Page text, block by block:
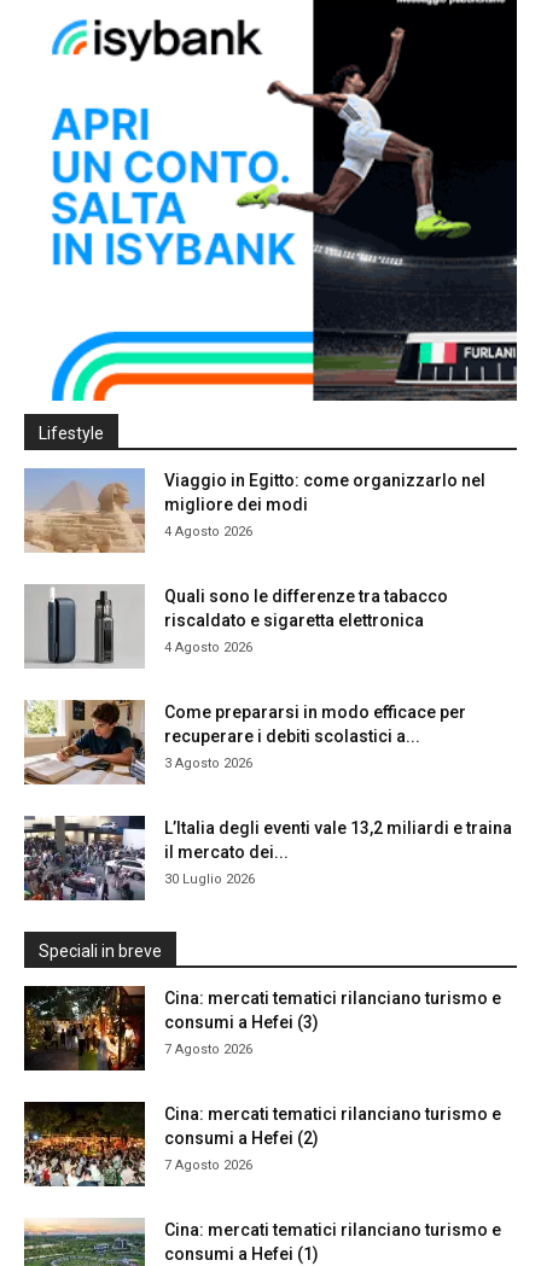
Lifestyle
Viaggio in Egitto: come organizzarlo nel
migliore dei modi
4 Agosto 2026
Quali sono le differenze tra tabacco
riscaldato e sigaretta elettronica
4 Agosto 2026
Come prepararsi in modo efficace per
recuperare i debiti scolastici a...
3 Agosto 2026
L’Italia degli eventi vale 13,2 miliardi e traina
il mercato dei...
30 Luglio 2026
Speciali in breve
Cina: mercati tematici rilanciano turismo e
consumi a Hefei (3)
7 Agosto 2026
Cina: mercati tematici rilanciano turismo e
consumi a Hefei (2)
7 Agosto 2026
Cina: mercati tematici rilanciano turismo e
consumi a Hefei (1)